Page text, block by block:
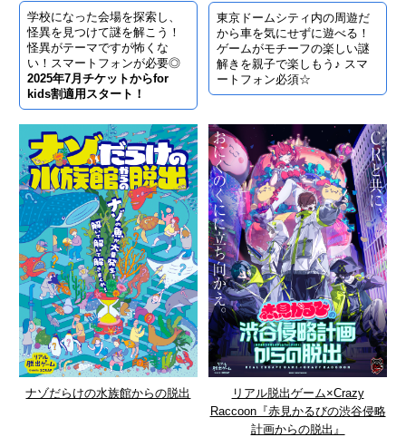
学校になった会場を探索し、
怪異を見つけて謎を解こう！
怪異がテーマですが怖くな
い！スマートフォンが必要◎
2025年7月チケットからfor
kids割適用スタート！
東京ドームシティ内の周遊だ
から車を気にせずに遊べる！
ゲームがモチーフの楽しい謎
解きを親子で楽しもう♪ スマ
ートフォン必須☆
ナゾだらけの水族館からの脱出
リアル脱出ゲーム×Crazy
Raccoon『赤見かるびの渋谷侵略
計画からの脱出』